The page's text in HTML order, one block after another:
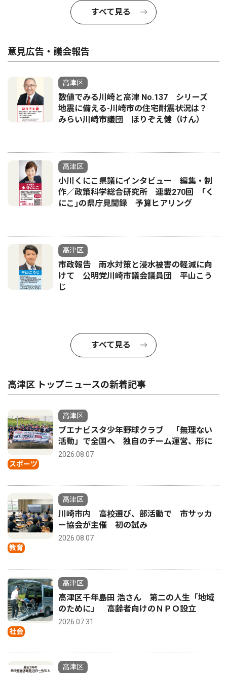
すべて見る
意見広告・議会報告
高津区
数値でみる川崎と高津 No.137 シリーズ
地震に備える-川崎市の住宅耐震状況は？
みらい川崎市議団 ほりぞえ健（けん）
高津区
小川くにこ県議にインタビュー 編集・制
作／政策科学総合研究所 連載270回 ｢く
にこ｣の県庁見聞録 予算ヒアリング
高津区
市政報告 雨水対策と浸水被害の軽減に向
けて 公明党川崎市議会議員団 平山こう
じ
すべて見る
高津区 トップニュースの新着記事
スポーツ
高津区
ブエナビスタ少年野球クラブ 「無理ない
活動」で全国へ 独自のチーム運営、形に
2026.08.07
教育
高津区
川崎市内 高校選び、部活動で 市サッカ
ー協会が主催 初の試み
2026.08.07
社会
高津区
高津区千年島田 浩さん 第二の人生「地域
のために」 高齢者向けのＮＰＯ設立
2026.07.31
高津区